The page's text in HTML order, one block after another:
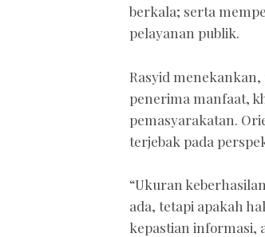
berkala; serta
pelayanan publik.
Rasyid
penerima manfaat,
pemasyarakatan.
terjebak pada
“Ukuran
ada, tetapi apakah
kepastian informasi,